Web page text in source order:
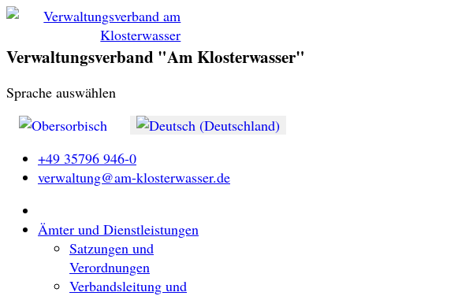
Verwaltungsverband "Am Klosterwasser"
Sprache auswählen
+49 35796 946-0
verwaltung@am-klosterwasser.de
Ämter und Dienstleistungen
Satzungen und
Verordnungen
Verbandsleitung und